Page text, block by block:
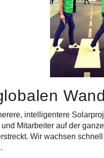
intelligentere
Mitarbeiter auf der
Wir wachsen